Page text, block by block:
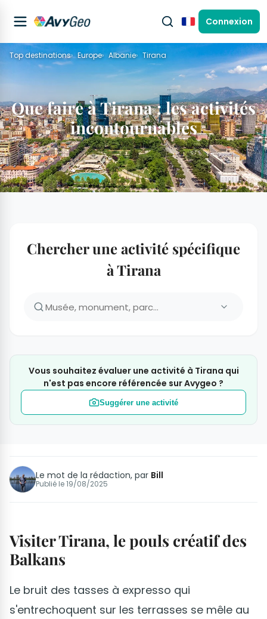
FrançaisConnexion
Top destinations Europe Albanie Tirana
Que faire à Tirana : les activités
incontournables
Chercher une activité spécifique
à Tirana
Vous souhaitez évaluer une activité à Tirana qui
n'est pas encore référencée sur Avygeo ?
Suggérer une activité
Le mot de la rédaction, par Bill
Publié le19/08/2025
Visiter Tirana, le pouls créatif des
Balkans
Le bruit des tasses à expresso qui
s'entrechoquent sur les terrasses se mêle au